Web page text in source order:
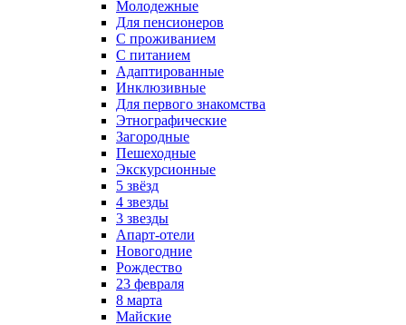
Молодежные
Для пенсионеров
С проживанием
С питанием
Адаптированные
Инклюзивные
Для первого знакомства
Этнографические
Загородные
Пешеходные
Экскурсионные
5 звёзд
4 звезды
3 звезды
Апарт-отели
Новогодние
Рождество
23 февраля
8 марта
Майские